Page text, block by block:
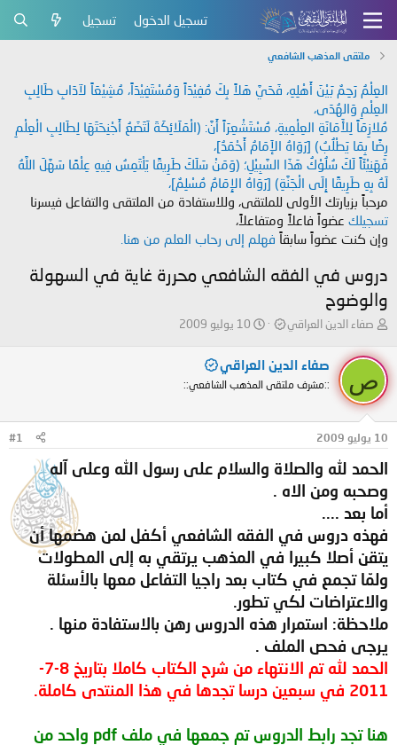
تسجيل الدخول تسجيل
ملتقى المذهب الشافعي
العِلْمُ رَحِمٌ بَيْنَ أَهْلِهِ، فَحَيَّ هَلاً بِكَ مُفِيْدَاً وَمُسْتَفِيْدَاً، مُشِيْعَاً لآدَابِ طَالِبِ
العِلْمِ وَالهُدَى،
مُلازِمَاً لِلأَمَانَةِ العِلْمِيةِ، مُسْتَشْعِرَاً أَنَّ: (الْمَلَائِكَةَ لَتَضَعُ أَجْنِحَتَهَا لِطَالِبِ الْعِلْمِ
رِضًا بِمَا يَطْلُبُ) [رَوَاهُ الإَمَامُ أَحْمَدُ]،
فَهَنِيْئَاً لَكَ سُلُوْكُ هَذَا السَّبِيْلِ؛ (وَمَنْ سَلَكَ طَرِيقًا يَلْتَمِسُ فِيهِ عِلْمًا سَهَّلَ اللَّهُ
لَهُ بِهِ طَرِيقًا إِلَى الْجَنَّةِ) [رَوَاهُ الإِمَامُ مُسْلِمٌ]،
مرحباً بزيارتك الأولى للملتقى، وللاستفادة من الملتقى والتفاعل فيسرنا
تسجيلك عضواً فاعلاً ومتفاعلاً،
وإن كنت عضواً سابقاً فهلم إلى رحاب العلم من هنا.
دروس في الفقه الشافعي محررة غاية في السهولة
والوضوح
ب
د
ا
ل
م
و
ض
و
صفاء الدين العراقي
ت
ي
خ
ل
د
ء
10 يوليو 2009
ص
صفاء الدين العراقي
::مشرف ملتقى المذهب الشافعي::
10 يوليو 2009 #1
الحمد لله والصلاة والسلام على رسول الله وعلى آله
وصحبه ومن الاه .
أما بعد ....
فهذه دروس في الفقه الشافعي أكفل لمن هضمها أن
يتقن أصلا كبيرا في المذهب يرتقي به إلى المطولات
ولمّا تجمع في كتاب بعد راجيا التفاعل معها بالأسئلة
والاعتراضات لكي تطور.
ملاحظة: استمرار هذه الدروس رهن بالاستفادة منها .
يرجى فحص الملف .
الحمد لله تم الانتهاء من شرح الكتاب كاملا بتاريخ 8-7-
2011 في سبعين درسا تجدها في هذا المنتدى كاملة.
هنا تجد رابط الدروس تم جمعها في ملف pdf واحد من